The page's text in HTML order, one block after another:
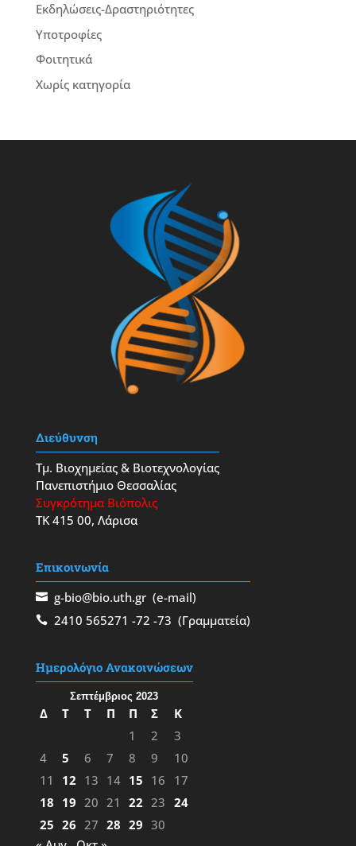
Εκδηλώσεις-Δραστηριότητες
Υποτροφίες
Φοιτητικά
Χωρίς κατηγορία
Διεύθυνση
Τμ. Βιοχημείας & Βιοτεχνολογίας
Πανεπιστήμιο Θεσσαλίας
Συγκρότημα Βιόπολις
ΤΚ 415 00, Λάρισα
Επικοινωνία
g-bio@bio.uth.gr(e-mail)
2410 565271 -72 -73 (Γραμματεία)
Ημερολόγιο Ανακοινώσεων
Σεπτέμβριος 2023
Δ Τ Τ Π Π Σ
Κ
1
2
3
4
5 6 7 8 9
10
11
12 13 14 15 16
17
18 19 20 21 22 23 24
25 26 27 28 29 30